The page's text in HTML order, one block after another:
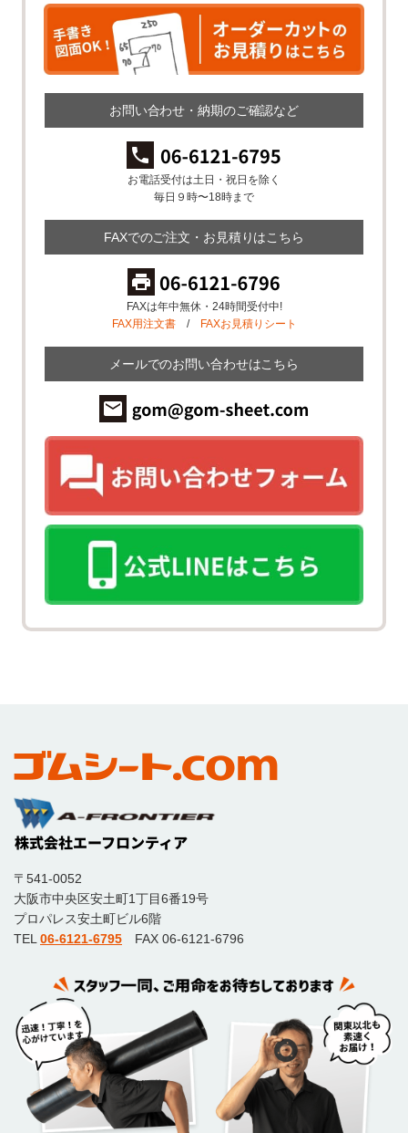
お問い合わせ・納期のご確認など
お電話受付は土日・祝日を除く
毎日９時〜18時まで
FAXでのご注文・お見積りはこちら
FAXは年中無休・24時間受付中!
FAX用注文書/ FAXお見積りシート
メールでのお問い合わせはこちら
〒541-0052
大阪市中央区安土町1丁目6番19号
プロパレス安土町ビル6階
TEL 06-6121-6795 FAX 06-6121-6796